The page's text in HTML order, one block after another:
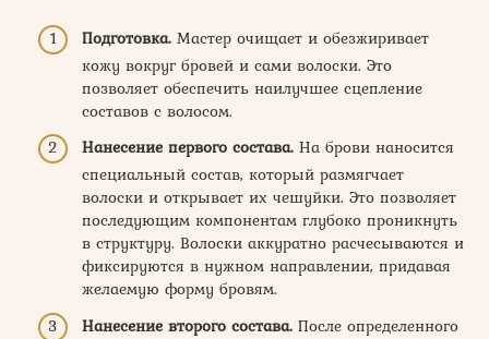
Подготовка. Мастер очищает и обезжиривает
кожу вокруг бровей и сами волоски. Это
позволяет обеспечить наилучшее сцепление
составов с волосом.
Нанесение первого состава. На брови наносится
специальный состав, который размягчает
волоски и открывает их чешуйки. Это позволяет
последующим компонентам глубоко проникнуть
в структуру. Волоски аккуратно расчесываются и
фиксируются в нужном направлении, придавая
желаемую форму бровям.
Нанесение второго состава. После определенного